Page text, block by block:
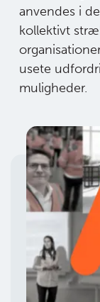
anvendes i
kollektivt
usete
muligheder.